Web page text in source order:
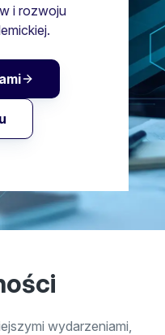
i rozwoju
wydarzeniami,